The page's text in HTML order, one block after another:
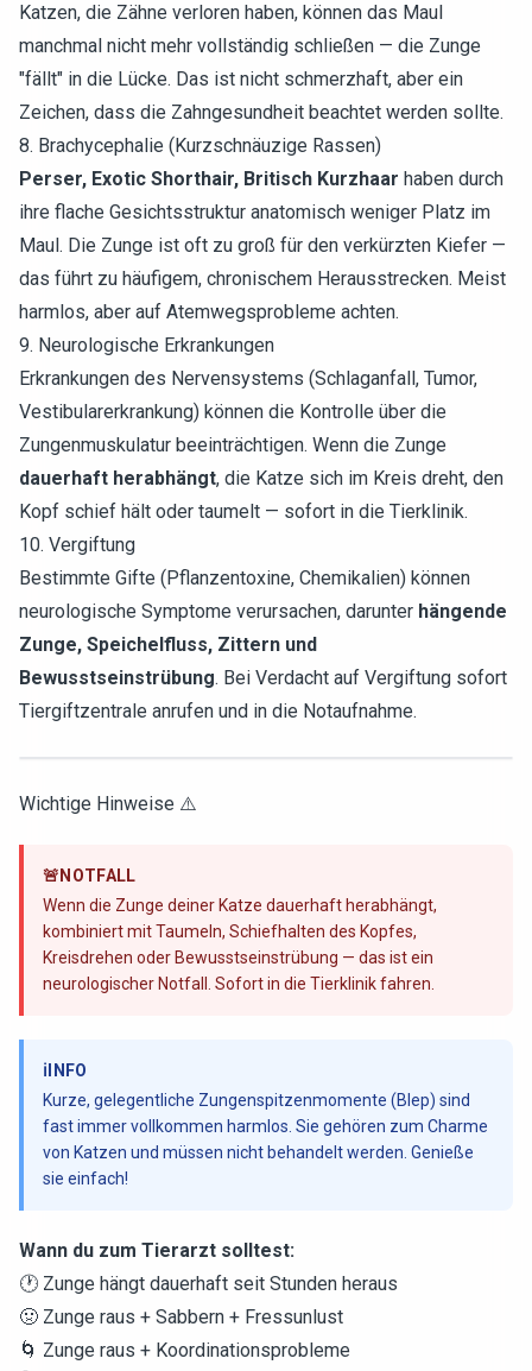
Katzen, die Zähne verloren haben, können das Maul
manchmal nicht mehr vollständig schließen — die Zunge
"fällt" in die Lücke. Das ist nicht schmerzhaft, aber ein
Zeichen, dass die Zahngesundheit beachtet werden sollte.
8. Brachycephalie (Kurzschnäuzige Rassen)
Perser, Exotic Shorthair, Britisch Kurzhaar haben durch
ihre flache Gesichtsstruktur anatomisch weniger Platz im
Maul. Die Zunge ist oft zu groß für den verkürzten Kiefer —
das führt zu häufigem, chronischem Herausstrecken. Meist
harmlos, aber auf Atemwegsprobleme achten.
9. Neurologische Erkrankungen
Erkrankungen des Nervensystems (Schlaganfall, Tumor,
Vestibularerkrankung) können die Kontrolle über die
Zungenmuskulatur beeinträchtigen. Wenn die Zunge
dauerhaft herabhängt, die Katze sich im Kreis dreht, den
Kopf schief hält oder taumelt — sofort in die Tierklinik.
10. Vergiftung
Bestimmte Gifte (Pflanzentoxine, Chemikalien) können
neurologische Symptome verursachen, darunter hängende
Zunge, Speichelfluss, Zittern und
Bewusstseinstrübung. Bei Verdacht auf Vergiftung sofort
Tiergiftzentrale anrufen und in die Notaufnahme.
Wichtige Hinweise ⚠️
🚨 NOTFALL
Wenn die Zunge deiner Katze dauerhaft herabhängt,
kombiniert mit Taumeln, Schiefhalten des Kopfes,
Kreisdrehen oder Bewusstseinstrübung — das ist ein
neurologischer Notfall. Sofort in die Tierklinik fahren.
ℹ️ INFO
Kurze, gelegentliche Zungenspitzenmomente (Blep) sind
fast immer vollkommen harmlos. Sie gehören zum Charme
von Katzen und müssen nicht behandelt werden. Genieße
sie einfach!
Wann du zum Tierarzt solltest:
🕐 Zunge hängt dauerhaft seit Stunden heraus
🤢 Zunge raus + Sabbern + Fressunlust
🌀 Zunge raus + Koordinationsprobleme